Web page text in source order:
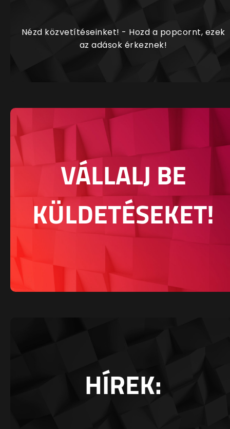
Nézd közvetítéseinket! - Hozd a popcornt, ezek
az adások érkeznek!
VÁLLALJ BE
KÜLDETÉSEKET!
HÍREK: